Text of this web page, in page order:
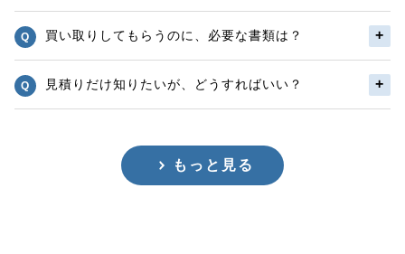
買い取りしてもらうのに、必要な書類は？
見積りだけ知りたいが、どうすればいい？
もっと見る